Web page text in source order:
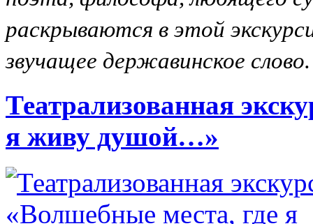
раскрываются в этой
звучащее державинское слово.
Театрализованная
я живу душой…»